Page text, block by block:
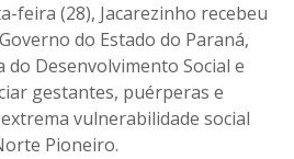
feira (28), Jacarezinho recebeu
do Estado do Paraná,
do Desenvolvimento Social e
gestantes, puérperas e
vulnerabilidade social
Pioneiro.